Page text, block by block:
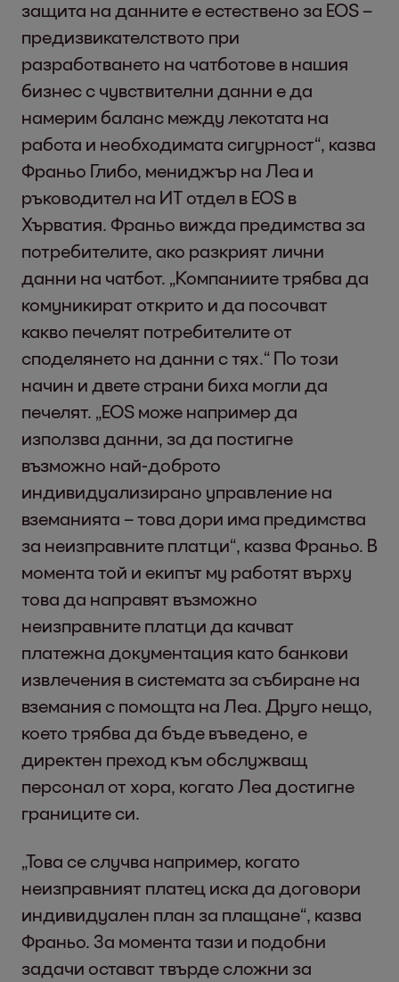
защита на данните е естествено за EOS –
предизвикателството при
разработването на чатботове в нашия
бизнес с чувствителни данни е да
намерим баланс между лекотата на
работа и необходимата сигурност“, казва
Франьо Глибо, мениджър на Леа и
ръководител на ИТ отдел в EOS в
Хърватия. Франьо вижда предимства за
потребителите, ако разкрият лични
данни на чатбот. „Компаниите трябва да
комуникират открито и да посочват
какво печелят потребителите от
споделянето на данни с тях.“ По този
начин и двете страни биха могли да
печелят. „EOS може например да
използва данни, за да постигне
възможно най-доброто
индивидуализирано управление на
вземанията – това дори има предимства
за неизправните платци“, казва Франьо. В
момента той и екипът му работят върху
това да направят възможно
неизправните платци да качват
платежна документация като банкови
извлечения в системата за събиране на
вземания с помощта на Леа. Друго нещо,
което трябва да бъде въведено, е
директен преход към обслужващ
персонал от хора, когато Леа достигне
границите си.
„Това се случва например, когато
неизправният платец иска да договори
индивидуален план за плащане“, казва
Франьо. За момента тази и подобни
задачи остават твърде сложни за